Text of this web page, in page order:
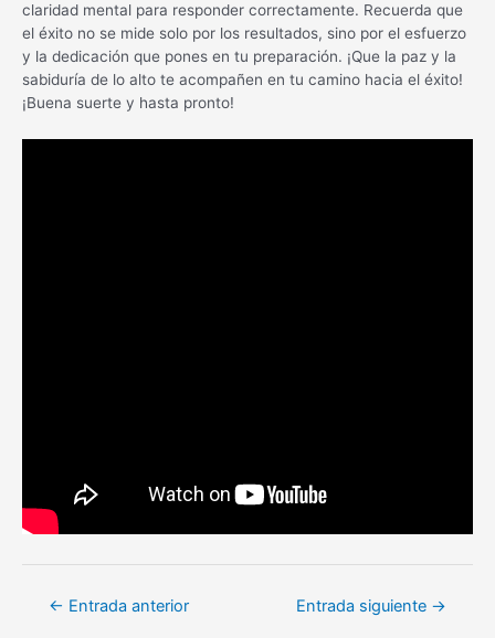
claridad mental para responder correctamente. Recuerda que
el éxito no se mide solo por los resultados, sino por el esfuerzo
y la dedicación que pones en tu preparación. ¡Que la paz y la
sabiduría de lo alto te acompañen en tu camino hacia el éxito!
¡Buena suerte y hasta pronto!
Navegación
← Entrada anterior Entrada siguiente →